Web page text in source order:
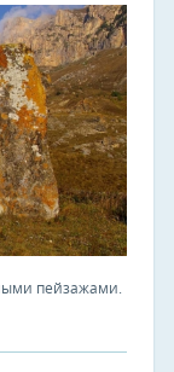
пейзажами.